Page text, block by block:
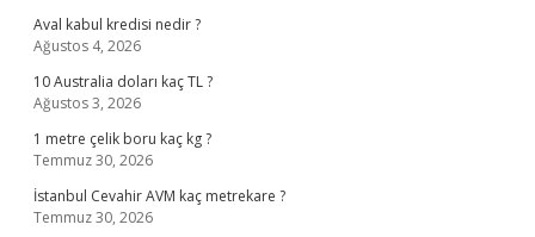
Aval kabul kredisi nedir ?
Ağustos 4, 2026
10 Australia doları kaç TL ?
Ağustos 3, 2026
1 metre çelik boru kaç kg ?
Temmuz 30, 2026
İstanbul Cevahir AVM kaç metrekare ?
Temmuz 30, 2026